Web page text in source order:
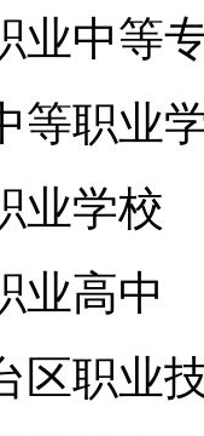
业中等
等职业
业学校
业高中
区职业